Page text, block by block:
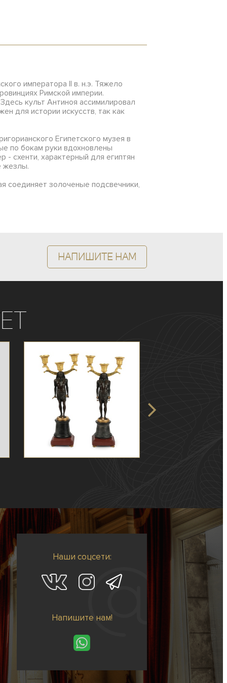
императора II в. н.э. Тяжело
Римской империи.
культ Антиноя ассимилировал
для истории искусств, так как
Египетского музея в
по бокам руки вдохновлены
- схенти, характерный для египтян
жезлы.
соединяет золоченые подсвечники,
Напишите нам
Наши соцсети:
Напишите нам!